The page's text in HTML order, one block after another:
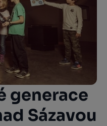
generace
Sázavou